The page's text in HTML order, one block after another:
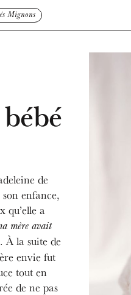
Mignons
de
enfance,
qu’elle a
mère avait
À la suite de
envie fut
tout en
de ne pas